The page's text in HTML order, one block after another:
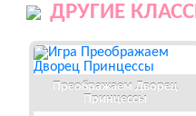
ДРУГИЕ
Преображаем Дворец
Принцессы